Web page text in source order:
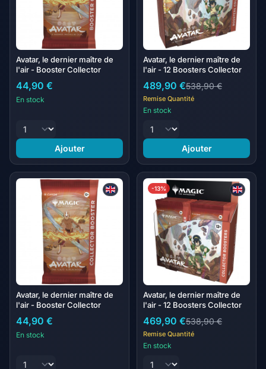
Avatar, le dernier maître de
l'air - Booster Collector
44,90 €
En stock
Ajouter
Avatar, le dernier maître de
l'air - 12 Boosters Collector
489,90 €538,90 €
Remise Quantité
En stock
Ajouter
Avatar, le dernier maître de
l'air - Booster Collector
44,90 €
En stock
-13%
Avatar, le dernier maître de
l'air - 12 Boosters Collector
469,90 €538,90 €
Remise Quantité
En stock